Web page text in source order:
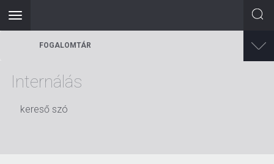
Toggle
navigation
FOGALOMTÁR
Internálás
kereső szó